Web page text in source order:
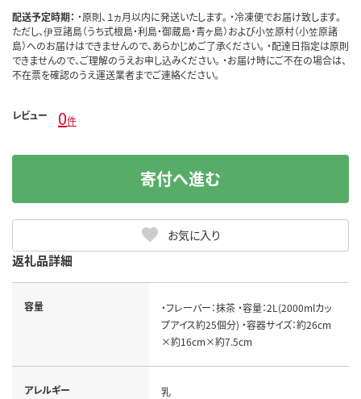
配送予定時期： ・原則、１ヵ月以内に発送いたします。 ・冷凍便でお届け致します。
ただし、伊豆諸島（うち式根島・利島・御蔵島・青ヶ島）および小笠原村（小笠原諸
島）へのお届けはできませんので、あらかじめご了承ください。 ・配達日指定は原則
できませんので、ご理解のうえお申し込みください。 ・お届け時にご不在の場合は、
不在票を確認のうえ運送業者までご連絡ください。
レビュー 0件
お気に入り
寄付へ進む
返礼品詳細
容量
・フレーバー：抹茶 ・容量：2L(2000mlカッ
プアイス約25個分) ・容器サイズ：約26cm
×約16cm×約7.5cm
アレルギー 乳